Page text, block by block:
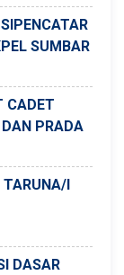
SUMBAR
CADET
PRADA
TARUNA/I
DASAR